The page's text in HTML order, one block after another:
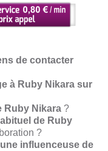
de contacter
à Ruby Nikara sur
Ruby Nikara ?
de Ruby
?
influenceuse de